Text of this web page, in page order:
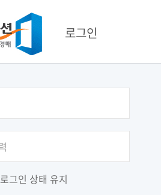
로그인
로그인 상태 유지